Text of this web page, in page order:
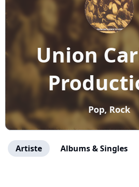
Union
Pop, Rock
Artiste Albums & Singles